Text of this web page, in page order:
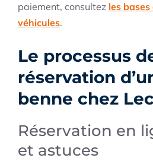
paiement, consultez les
véhicules.
Le processus
réservation
benne chez
Réservation en
et astuces